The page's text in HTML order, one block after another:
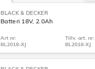
BLACK & DECKER
Batteri 18V, 2.0Ah
Art nr:
BL2018-XJ
Tillv. art. nr:
BL2018-XJ